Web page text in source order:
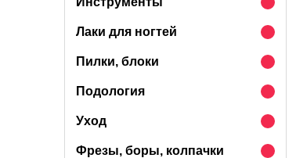
Лаки для ногтей
Пилки, блоки
Подология
Уход
Фрезы, боры, колпачки